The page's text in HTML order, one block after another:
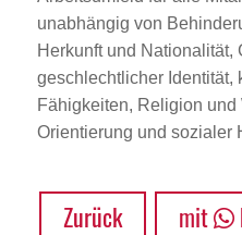
unabhängig von
Herkunft und Nationalität,
geschlechtlicher Identität,
Fähigkeiten, Religion
Orientierung und sozialer
Zurück mit